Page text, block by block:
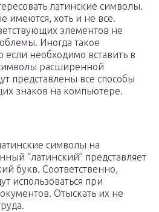
латинские символы.
имеются, хоть и не все.
элементов не
Иногда такое
если необходимо вставить в
расширенной
представлены все способы
знаков на компьютере.
символы на
“латинский” представляет
букв. Соответственно,
использоваться при
Отыскать их не